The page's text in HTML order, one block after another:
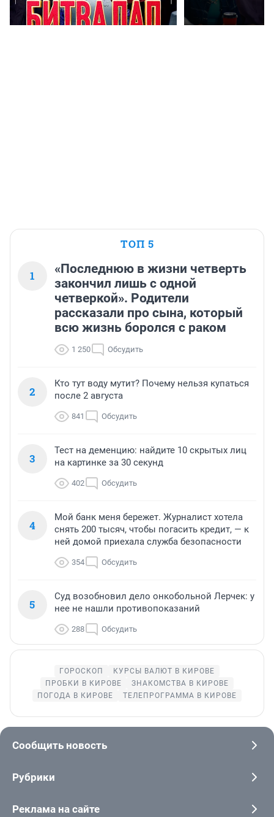
ТОП 5
1
«Последнюю в жизни четверть
закончил лишь с одной
четверкой». Родители
рассказали про сына, который
всю жизнь боролся с раком
1 250 Обсудить
2
Кто тут воду мутит? Почему нельзя купаться
после 2 августа
841 Обсудить
3
Тест на деменцию: найдите 10 скрытых лиц
на картинке за 30 секунд
402 Обсудить
4
Мой банк меня бережет. Журналист хотела
снять 200 тысяч, чтобы погасить кредит, — к
ней домой приехала служба безопасности
354 Обсудить
5
Суд возобновил дело онкобольной Лерчек: у
нее не нашли противопоказаний
288 Обсудить
ГОРОСКОП
КУРСЫ ВАЛЮТ В КИРОВЕ
ПРОБКИ В КИРОВЕ
ЗНАКОМСТВА В КИРОВЕ
ПОГОДА В КИРОВЕ
ТЕЛЕПРОГРАММА В КИРОВЕ
Сообщить новость
Рубрики
Реклама на сайте